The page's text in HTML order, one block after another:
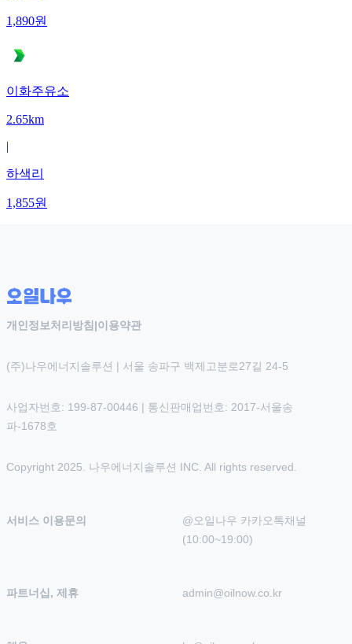
1,890원
이화주유소
2.65km
|
하색리
1,855원
개인정보처리방침 |이용약관
(주)나우에너지솔루션 | 서울 송파구 백제고분로27길 24-5
사업자번호: 199-87-00446 | 통신판매업번호: 2017-서울송
파-1678호
Copyright 2025. 나우에너지솔루션 INC. All rights reserved.
서비스 이용문의
@오일나우 카카오톡채널
(10:00~19:00)
파트너십, 제휴 admin@oilnow.co.kr